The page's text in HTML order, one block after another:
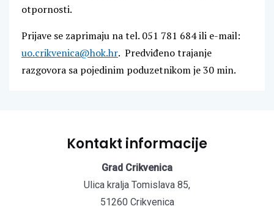
otpornosti.
Prijave se zaprimaju na tel. 051 781 684 ili e-mail:
uo.crikvenica@hok.hr. Predviđeno trajanje
razgovora sa pojedinim poduzetnikom je 30 min.
Kontakt informacije
Grad Crikvenica
Ulica kralja Tomislava 85,
51260 Crikvenica